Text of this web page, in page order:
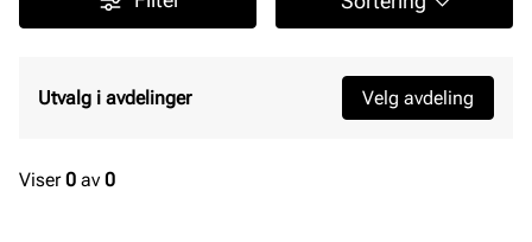
Utvalg i avdelinger Velg avdeling
Viser0 av 0